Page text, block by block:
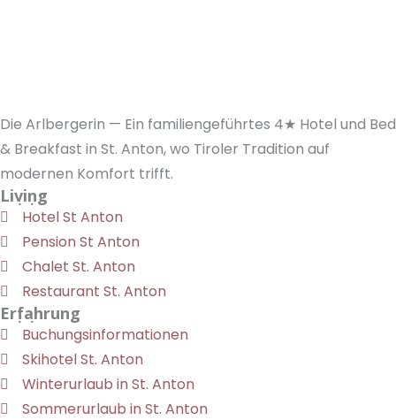
Die Arlbergerin — Ein familiengeführtes 4★ Hotel und Bed
& Breakfast in St. Anton, wo Tiroler Tradition auf
modernen Komfort trifft.
Living
Hotel St Anton
Pension St Anton
Chalet St. Anton
Restaurant St. Anton
Erfahrung
Buchungsinformationen
Skihotel St. Anton
Winterurlaub in St. Anton
Sommerurlaub in St. Anton